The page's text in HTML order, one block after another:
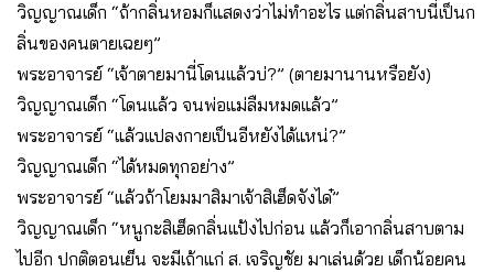
วิญญาณเด็ก “ถ้ากลิ่นหอมก็แสดงว่าไม่ทำอะไร แต่กลิ่นสาบนี่เป็นก
ลิ่นของคนตายเฉยๆ”
พระอาจารย์ “เจ้าตายมานี่โดนแล้วบ่?” (ตายมานานหรือยัง)
วิญญาณเด็ก “โดนแล้ว จนพ่อแม่ลืมหมดแล้ว”
พระอาจารย์ “แล้วแปลงกายเป็นอีหยังได้แหน่?”
วิญญาณเด็ก “ได้หมดทุกอย่าง”
พระอาจารย์ “แล้วถ้าโยมมาสิมาเจ้าสิเฮ็ดจังได๋”
วิญญาณเด็ก “หนูกะสิเฮ็ดกลิ่นแป้งไปก่อน แล้วก็เอากลิ่นสาบตาม
ไปอีก ปกติตอนเย็น จะมีเถ้าแก่ ส. เจริญชัย มาเล่นด้วย เด็กน้อยคน